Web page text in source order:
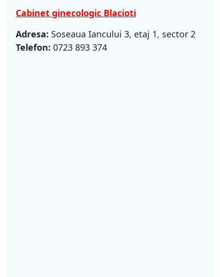
Cabinet ginecologic Blacioti
Adresa: Soseaua Iancului 3, etaj 1, sector 2
Telefon: 0723 893 374